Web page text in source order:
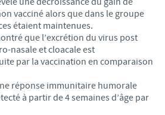
vacciné alors que dans le groupe
étaient maintenues.
que l’excrétion du virus post
nasale et cloacale est
par la vaccination en comparaison
réponse immunitaire humorale
à partir de 4 semaines d’âge par